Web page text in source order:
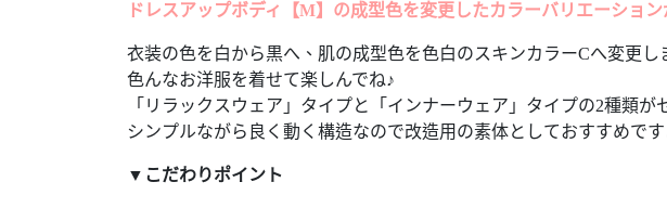
ドレスアップボディ【M】の成型色を変更したカラーバリエーション
衣装の色を白から黒へ、肌の成型色を色白のスキンカラーCへ変更し
色んなお洋服を着せて楽しんでね♪
「リラックスウェア」タイプと「インナーウェア」タイプの2種類が
シンプルながら良く動く構造なので改造用の素体としておすすめです
▼こだわりポイント